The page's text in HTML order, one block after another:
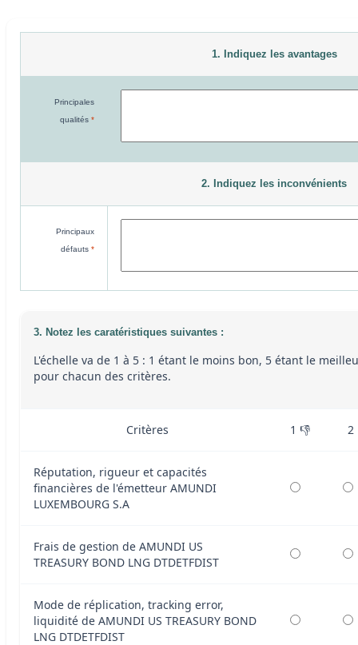
1. Indiquez les avantages
Principales
qualités *
2. Indiquez les inconvénients
Principaux
défauts *
3. Notez les caratéristiques suivantes :
L'échelle va de 1 à 5 : 1 étant le moins bon, 5 étant le
pour chacun des critères.
Critères 1 👎 2
Réputation, rigueur et capacités
financières de l'émetteur AMUNDI
LUXEMBOURG S.A
Frais de gestion de AMUNDI US
TREASURY BOND LNG DTDETFDIST
Mode de réplication, tracking error,
liquidité de AMUNDI US TREASURY BOND
LNG DTDETFDIST